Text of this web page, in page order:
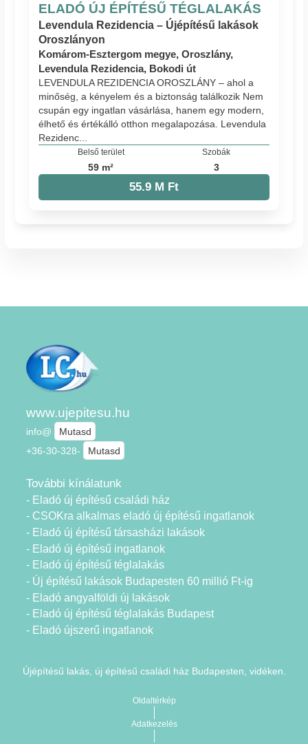
ELADÓ ÚJ ÉPÍTÉSŰ TÉGLALAKÁS
Levendula Rezidencia – Újépítésű lakások
Oroszlányon
Komárom-Esztergom megye, Oroszlány,
Levendula Rezidencia, Bokodi út
LEVENDULA REZIDENCIA OROSZLÁNY – ahol a
minőség, a kényelem és a biztonság találkozik Nem
csupán egy ingatlan vásárlása, hanem egy modern,
élhető és értékálló otthon megalapozása. Levendula
Rezidenc...
Belső terület
59 m²
Szobák
3
55.9 M Ft
www.ujepitesu.hu
info@
Mutasd
+36-30-328-
Mutasd
További kínálatunk
- Eladó új építésű családi ház
- CSOKra alkalmas eladó új építésű ingatlanok
- Eladó új építésű társasházi lakások
- Eladó új építésű ingatlanok
- Eladó új építésű téglalakás
- Új építésű lakások Budapesten 60 millió Ft-ig
- Eladó angyalföldi új lakások
- Eladó új építésű téglalakás Budapest
- Eladó újszerű ingatlanok
Újépítésű lakás, új építésű családi ház Budapesten, vidéken.
Oldaltérkép
Adatkezelés